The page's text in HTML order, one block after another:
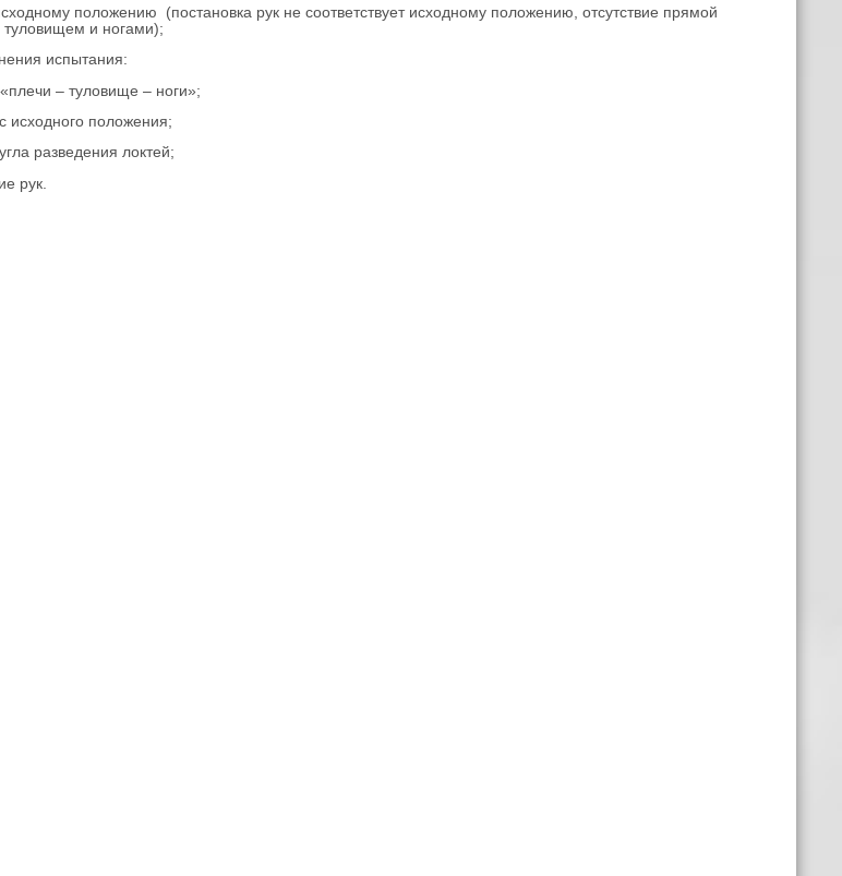
положению (постановка рук не соответствует исходному положению, отсутствие прямой
и ногами);
испытания:
– туловище – ноги»;
исходного положения;
разведения локтей;
рук.